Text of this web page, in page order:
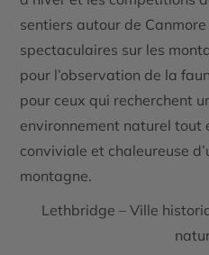
sentiers autour de
spectaculaires sur les
pour l’observation de la
pour ceux qui recherchent
environnement naturel tout
conviviale et chaleureuse
montagne.
Lethbridge – Ville